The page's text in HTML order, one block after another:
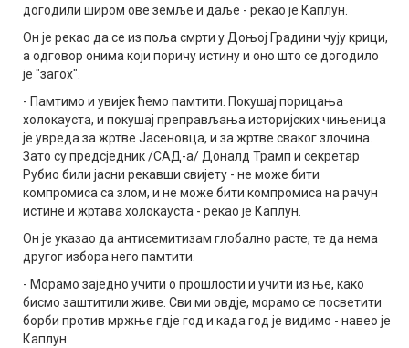
догодили широм ове земље и даље - рекао је Каплун.
Он је рекао да се из поља смрти у Доњој Градини чују крици,
а одговор онима који поричу истину и оно што се догодило
је "загох".
- Памтимо и увијек ћемо памтити. Покушај порицања
холокауста, и покушај преправљања историјских чињеница
је увреда за жртве Јасеновца, и за жртве сваког злочина.
Зато су предсједник /САД-а/ Доналд Трамп и секретар
Рубио били јасни рекавши свијету - не може бити
компромиса са злом, и не може бити компромиса на рачун
истине и жртава холокауста - рекао је Каплун.
Он је указао да антисемитизам глобално расте, те да нема
другог избора него памтити.
- Морамо заједно учити о прошлости и учити из ње, како
бисмо заштитили живе. Сви ми овдје, морамо се посветити
борби против мржње гдје год и када год је видимо - навео је
Каплун.